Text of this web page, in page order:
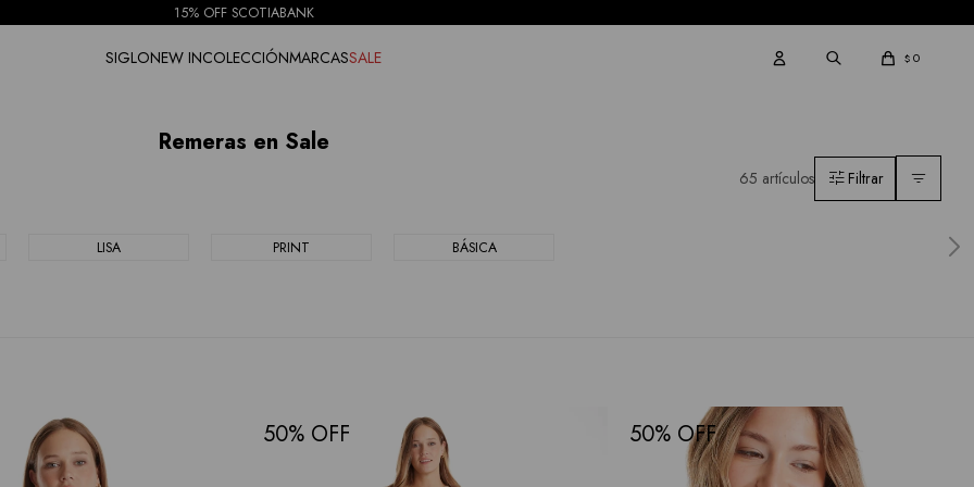
15% OFF SCOTIABANK
SIGLONEW INCOLECCIÓNMARCASSALE $ 0
Remeras en Sale
65 artículos
LISA PRINT BÁSICA
50 50